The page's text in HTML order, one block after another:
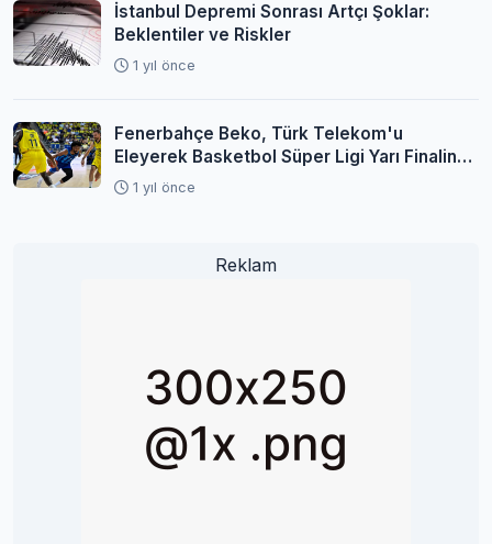
İstanbul Depremi Sonrası Artçı Şoklar:
Beklentiler ve Riskler
1 yıl önce
Fenerbahçe Beko, Türk Telekom'u
Eleyerek Basketbol Süper Ligi Yarı Finaline
Yükseldi
1 yıl önce
Reklam